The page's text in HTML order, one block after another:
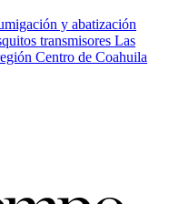
y abatización
transmisores Las
Centro de Coahuila